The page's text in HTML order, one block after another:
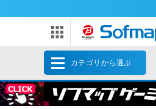
カテゴリから選ぶ